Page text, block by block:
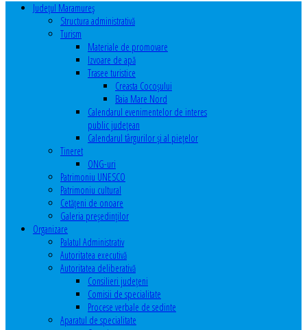
Judeţul Maramureş
Structura administrativă
Turism
Materiale de promovare
Izvoare de apă
Trasee turistice
Creasta Cocoșului
Baia Mare Nord
Calendarul evenimentelor de interes
public judeţean
Calendarul târgurilor şi al pieţelor
Tineret
ONG-uri
Patrimoniu UNESCO
Patrimoniu cultural
Cetăţeni de onoare
Galeria președinților
Organizare
Palatul Administrativ
Autoritatea executivă
Autoritatea deliberativă
Consilieri judeţeni
Comisii de specialitate
Procese verbale de sedinte
Aparatul de specialitate